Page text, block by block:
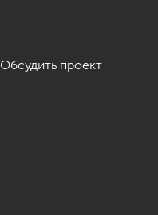
Обсудить проект